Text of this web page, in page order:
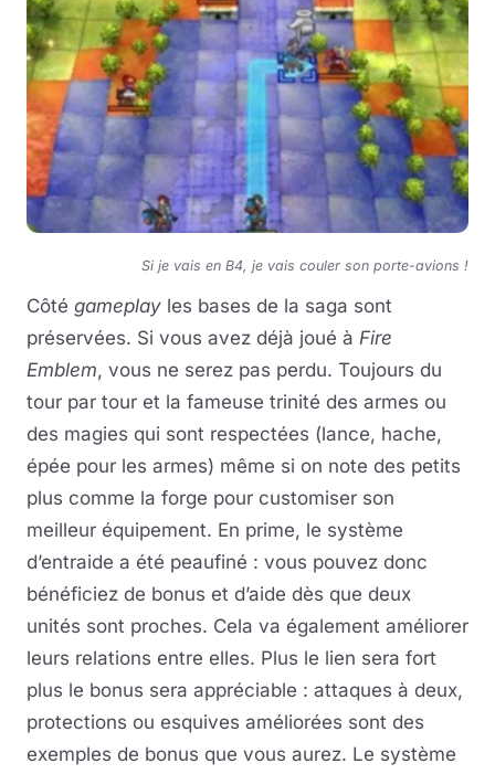
Si je vais en B4, je vais couler son porte-avions !
Côté gameplay les bases de la saga sont
préservées. Si vous avez déjà joué à Fire
Emblem, vous ne serez pas perdu. Toujours du
tour par tour et la fameuse trinité des armes ou
des magies qui sont respectées (lance, hache,
épée pour les armes) même si on note des petits
plus comme la forge pour customiser son
meilleur équipement. En prime, le système
d’entraide a été peaufiné : vous pouvez donc
bénéficiez de bonus et d’aide dès que deux
unités sont proches. Cela va également améliorer
leurs relations entre elles. Plus le lien sera fort
plus le bonus sera appréciable : attaques à deux,
protections ou esquives améliorées sont des
exemples de bonus que vous aurez. Le système